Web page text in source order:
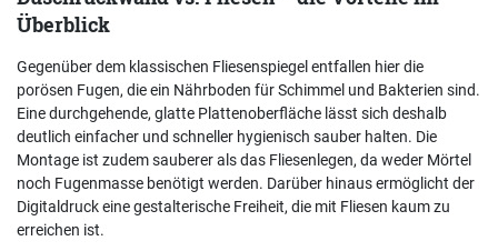
Überblick
Gegenüber dem klassischen Fliesenspiegel entfallen hier die
porösen Fugen, die ein Nährboden für Schimmel und Bakterien sind.
Eine durchgehende, glatte Plattenoberfläche lässt sich deshalb
deutlich einfacher und schneller hygienisch sauber halten. Die
Montage ist zudem sauberer als das Fliesenlegen, da weder Mörtel
noch Fugenmasse benötigt werden. Darüber hinaus ermöglicht der
Digitaldruck eine gestalterische Freiheit, die mit Fliesen kaum zu
erreichen ist.